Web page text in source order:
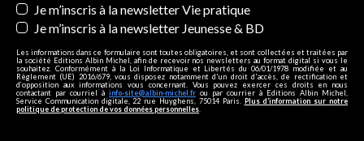
Je m’inscris à la newsletter Vie pratique
Je m’inscris à la newsletter Jeunesse & BD
Les informations dans ce formulaire sont toutes obligatoires, et sont collectées et traitées par
la société Editions Albin Michel, afin de recevoir nos newsletters au format digital si vous le
souhaitez. Conformément à la Loi Informatique et Libertés du 06/01/1978 modifiée et au
Règlement (UE) 2016/679, vous disposez notamment d'un droit d'accès, de rectification et
d’opposition aux informations vous concernant. Vous pouvez exercer ces droits en nous
contactant par courriel à info-site@albin-michel.fr ou par courrier à Editions Albin Michel,
Service Communication digitale, 22 rue Huyghens, 75014 Paris. Plus d’information sur notre
politique de protection de vos données personnelles.